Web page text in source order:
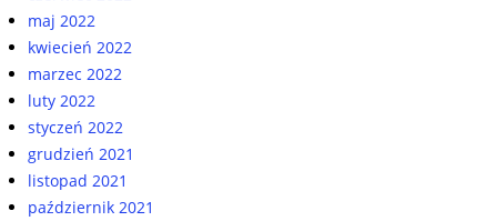
maj 2022
kwiecień 2022
marzec 2022
luty 2022
styczeń 2022
grudzień 2021
listopad 2021
październik 2021